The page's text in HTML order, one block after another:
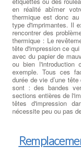
en réalité abîmer
thermique est donc
type d'imprimantes. Il
rencontrer des
thermique : Le
tête d'impression ce
avec du papier de
ou bien l'introduction
exemple. Tous ces
durée de vie d’une
sont : des bandes
sections entières de
têtes d'impression
nécessite peu ou pas